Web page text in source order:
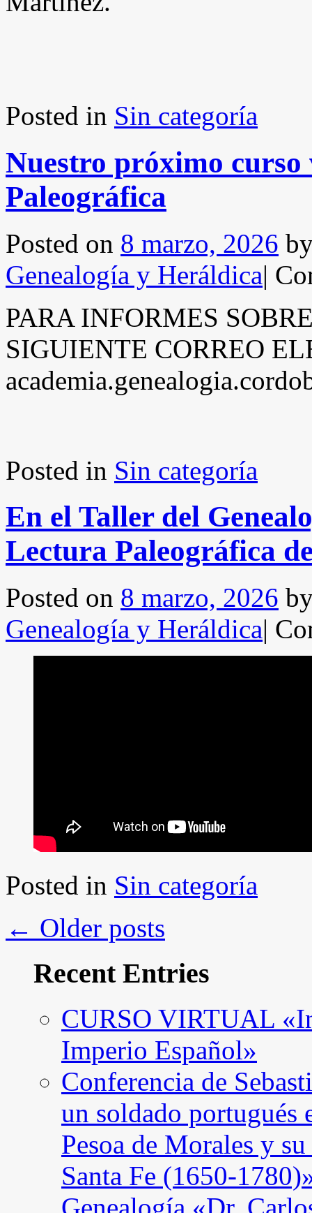
Posted in Sin categoría
Nuestro próximo
Paleográfica
Posted on 8 marzo, 2026
Genealogía y Heráldica|
PARA INFORMES
SIGUIENTE CORREO
Posted in Sin categoría
En el Taller del
Lectura Paleográfica
Posted on 8 marzo, 2026
Genealogía y Heráldica|
Posted in Sin categoría
← Older posts
Recent Entries
CURSO VIRTUAL
Imperio Español»
Conferencia de
un soldado portugués
Pesoa de Morales y
Santa Fe (1650-
Genealogía «Dr.